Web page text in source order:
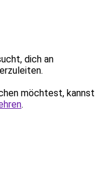
dich an
möchtest, kannst
.